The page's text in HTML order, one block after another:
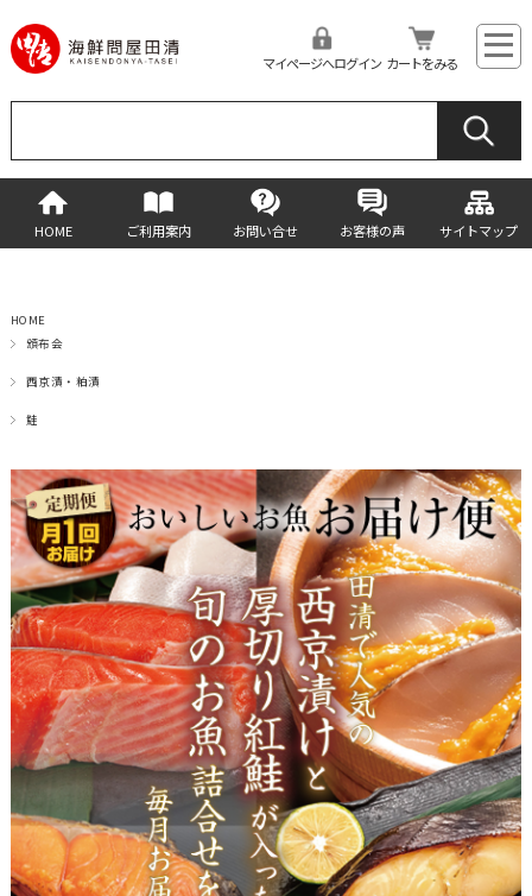
マイページへログイン カートをみる
HOME ご利用案内 お問い合せ お客様の声 サイトマップ
HOME
頒布会
西京漬・粕漬
鮭